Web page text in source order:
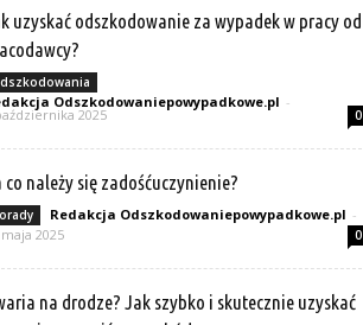
uzyskać odszkodowanie za wypadek w pracy od
Odszkodowaniepowypadkowe.pl -
2025 0
co należy się zadośćuczynienie?
Redakcja Odszkodowaniepowypadkowe.pl -
2025
0
na drodze? Jak szybko i skutecznie uzyskać